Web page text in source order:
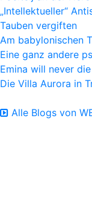
„Intellektueller“
Tauben vergiften
Am babylonischen
Eine ganz andere
Emina will never die
Die Villa Aurora in
Alle Blogs von